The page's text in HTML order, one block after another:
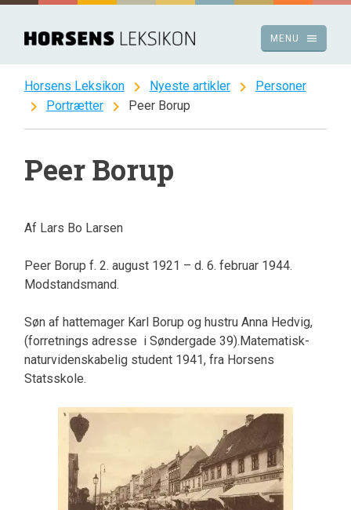
Spring
indhold
menu
MENU
Horsens Leksikon chevron_right Nyeste artikler chevron_right Personer
chevron_right Portrætter chevron_right Peer Borup
Peer Borup
Af Lars Bo Larsen
Peer Borup f. 2. august 1921 – d. 6. februar 1944.
Modstandsmand.
Søn af hattemager Karl Borup og hustru Anna Hedvig,
(forretnings adresse i Søndergade 39).Matematisk-
naturvidenskabelig student 1941, fra Horsens
Statsskole.